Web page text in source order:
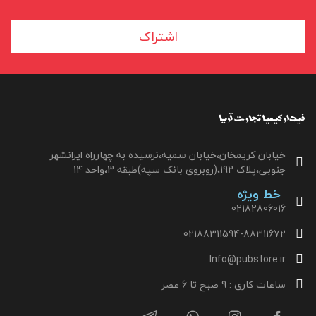
اشتراک
خیابان کریمخان،خیابان سمیه،نرسیده به چهارراه ایرانشهر
جنوبی،پلاک 192،(روبروی بانک سپه)طبقه 3،واحد 14
خط ویژه
02182806016
02188311594-88311672
Info@pubstore.ir
ساعات کاری : 9 صبح تا 6 عصر